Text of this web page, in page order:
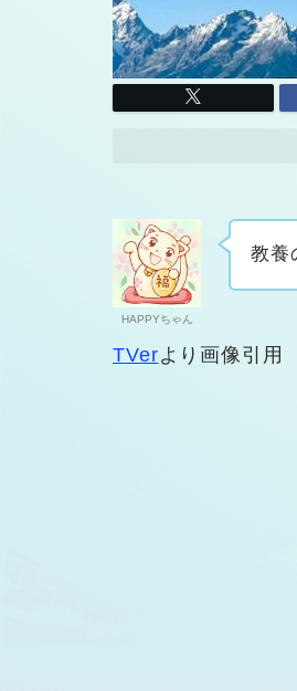
HAPPYちゃん
教養
TVerより画像引用